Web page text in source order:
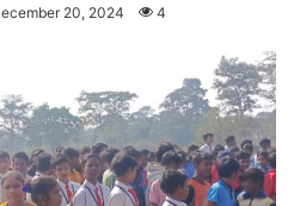
20, 2024 4